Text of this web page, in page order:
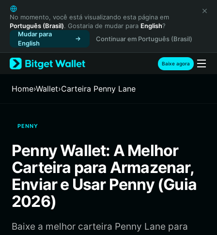
English
日本語
Tiếng Việt
Русский
Español (Latinoamérica)
Türkçe
Français
繁體中文
Bahasa Indonesia
ภาษาไทย
हिन्दी
Español
Português (Brasil)
No momento, você está visualizando esta página em
Português (Brasil). Gostaria de mudar para English?
Mudar para
English
Continuar em Português (Brasil)
Baixe agora
Home›Wallet›Carteira Penny Lane
PENNY
Penny Wallet: A Melhor
Carteira para Armazenar,
Enviar e Usar Penny (Guia
2026)
Baixe a melhor carteira Penny Lane para